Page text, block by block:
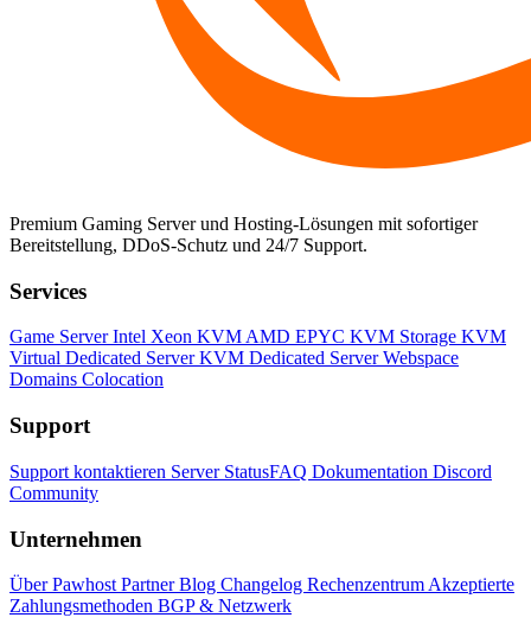
Premium Gaming Server und Hosting-Lösungen mit sofortiger
Bereitstellung, DDoS-Schutz und 24/7 Support.
Services
Game ServerIntel Xeon KVMAMD EPYC KVM Storage KVM
Virtual Dedicated Server KVM Dedicated ServerWebspace
Domains Colocation
Support
Support kontaktieren Server StatusFAQ Dokumentation Discord
Community
Unternehmen
Über Pawhost PartnerBlog Changelog Rechenzentrum Akzeptierte
Zahlungsmethoden BGP & Netzwerk